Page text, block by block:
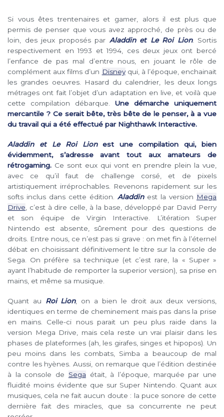
Si vous êtes trentenaires et gamer, alors il est plus que
permis de penser que vous avez approché, de près ou de
loin, des jeux proposés par Aladdin et Le Roi Lion. Sortis
respectivement en 1993 et 1994, ces deux jeux ont bercé
l’enfance de pas mal d’entre nous, en jouant le rôle de
complément aux films d’un Disneyqui, à l’époque, enchainait
les grandes oeuvres. Hasard du calendrier, les deux longs
métrages ont fait l’objet d’un adaptation en live, et voilà que
cette compilation débarque. Une démarche uniquement
mercantile ? Ce serait bête, très bête de le penser, à a vue
du travail qui a été effectué par Nighthawk Interactive.
Aladdin et Le Roi Lionest une compilation qui, bien
évidemment, s’adresse avant tout aux amateurs de
rétrogaming. Ce sont eux qui vont en prendre plein la vue,
avec ce qu’il faut de challenge corsé, et de pixels
artistiquement irréprochables. Revenons rapidement sur les
softs inclus dans cette édition. Aladdinest la version Mega
Drive , c’est à dire celle, à la base, développé par David Perry
et son équipe de Virgin Interactive. L’itération Super
Nintendo est absente, sûrement pour des questions de
droits. Entre nous, ce n’est pas si grave : on met fin à l’éternel
débat en choisissant définitivement le titre sur la console de
Sega. On préfère sa technique (et c’est rare, la « Super »
ayant l’habitude de remporter la superior version), sa prise en
mains, et même sa musique.
Quant au Roi Lion, on a bien le droit aux deux versions,
identiques en terme de cheminement mais pas dans la prise
en mains. Celle-ci nous parait un peu plus raide dans la
version Mega Drive, mais cela reste un vrai plaisir dans les
phases de plateformes (ah, les girafes, singes et hipopos). Un
peu moins dans les combats, Simba a beaucoup de mal
contre les hyènes. Aussi, on remarque que l’édition destinée
à la console de Sega était, à l’époque, marquée par une
fluidité moins évidente que sur Super Nintendo. Quant aux
musiques, cela ne fait aucun doute : la puce sonore de cette
dernière fait des miracles, que sa concurrente ne peut